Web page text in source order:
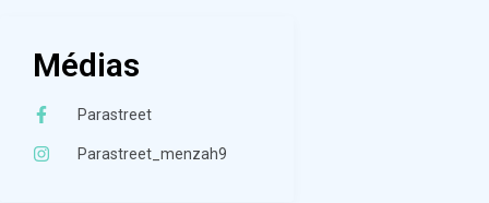
Médias
Parastreet
Parastreet_menzah9